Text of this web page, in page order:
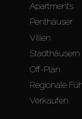
Apartments
Penthäuser
Villen
Stadthäusern
Off-Plan
Regionale
Verkaufen